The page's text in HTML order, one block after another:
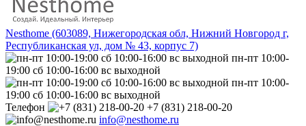
Nesthome (603089, Нижегородская обл, Нижний Новгород г,
Республиканская ул, дом № 43, корпус 7)
пн-пт 10:00-
19:00 сб 10:00-16:00 вс выходной
пн-пт 10:00-
19:00 сб 10:00-16:00 вс выходной
Телефон
+7 (831) 218-00-20
info@nesthome.ru